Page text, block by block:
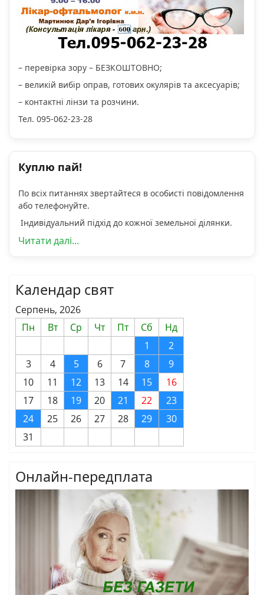
– перевірка зору – БЕЗКОШТОВНО;
– великій вибір оправ, готових окулярів та аксесуарів;
– контактні лінзи та розчини.
Тел. 095-062-23-28
Куплю пай!
По всіх питаннях звертайтеся в особисті повідомлення
або телефонуйте.
Індивідуальний підхід до кожної земельної ділянки.
Читати далі...
Календар свят
Серпень, 2026
Пн
Вт Ср Чт Пт Сб
Нд
1
2
3
4 5 6 7 8
9
10
11 12 13 14 15
16
17
18 19 20 21 22
23
24
25 26 27 28 29
30
31
Онлайн-передплата